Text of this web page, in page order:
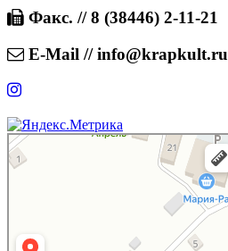
Факс. // 8 (38446) 2-11-21
E-Mail // info@krapkult.ru